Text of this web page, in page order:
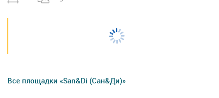
Все площадки «San&Di (Сан&Ди)»